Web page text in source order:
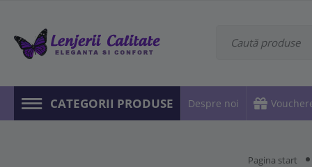
CATEGORII PRODUSE Despre noi
Pagina start